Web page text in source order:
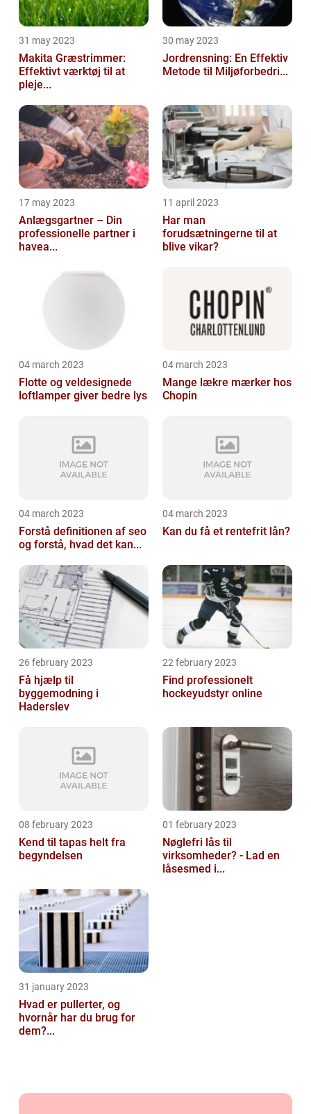
31 may 2023
Makita Græstrimmer:
Effektivt værktøj til at
pleje...
30 may 2023
Jordrensning: En Effektiv
Metode til Miljøforbedri...
17 may 2023
Anlægsgartner – Din
professionelle partner i
havea...
11 april 2023
Har man
forudsætningerne til at
blive vikar?
04 march 2023
Flotte og veldesignede
loftlamper giver bedre lys
04 march 2023
Mange lækre mærker hos
Chopin
04 march 2023
Forstå definitionen af seo
og forstå, hvad det kan...
04 march 2023
Kan du få et rentefrit lån?
26 february 2023
Få hjælp til
byggemodning i
Haderslev
22 february 2023
Find professionelt
hockeyudstyr online
08 february 2023
Kend til tapas helt fra
begyndelsen
01 february 2023
Nøglefri lås til
virksomheder? - Lad en
låsesmed i...
31 january 2023
Hvad er pullerter, og
hvornår har du brug for
dem?...